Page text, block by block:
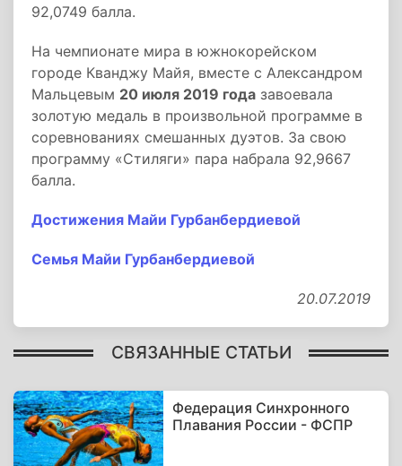
92,0749 балла.
На чемпионате мира в южнокорейском
городе Кванджу Майя, вместе с Александром
Мальцевым 20 июля 2019 года завоевала
золотую медаль в произвольной программе в
соревнованиях смешанных дуэтов. За свою
программу «Стиляги» пара набрала 92,9667
балла.
Достижения Майи Гурбанбердиевой
Семья Майи Гурбанбердиевой
20.07.2019
СВЯЗАННЫЕ СТАТЬИ
Федерация Синхронного
Плавания России - ФСПР